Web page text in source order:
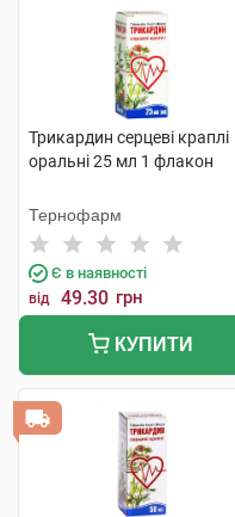
Трикардин серцеві краплі
оральні 25 мл 1 флакон
Тернофарм
Є в наявності
від 49.30 грн
КУПИТИ